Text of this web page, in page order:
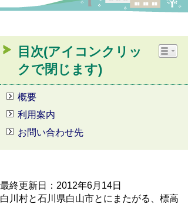
目次(アイコンクリッ
クで閉じます)
概要
利用案内
お問い合わせ先
最終更新日：2012年6月14日
白川村と石川県白山市とにまたがる、標高